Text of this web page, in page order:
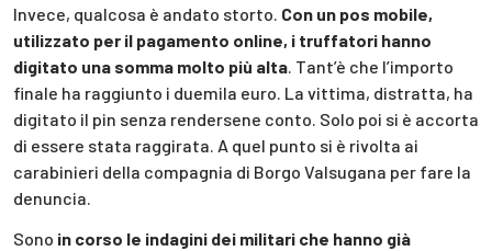
Invece, qualcosa è andato storto. Con un pos mobile,
utilizzato per il pagamento online, i truffatori hanno
digitato una somma molto più alta. Tant’è che l’importo
finale ha raggiunto i duemila euro. La vittima, distratta, ha
digitato il pin senza rendersene conto. Solo poi si è accorta
di essere stata raggirata. A quel punto si è rivolta ai
carabinieri della compagnia di Borgo Valsugana per fare la
denuncia.
Sono in corso le indagini dei militari che hanno già